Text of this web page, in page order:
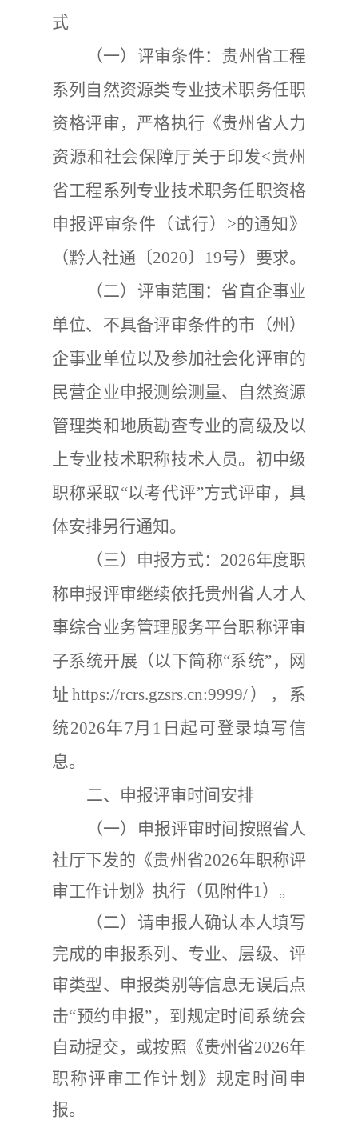
式
（一）评审条件： 贵州省工程
系列自然资源类专业技术职务任职
资格评审，严格执行 《贵州省人力
资源和社会保障厅关于印发<贵州
省工程系列专业技术职务任职资格
申报评审条件（试行） >的通知》
（黔人社通〔2020〕 19号）要求。
（二）评审范围： 省直企事业
单位、不具备评审条件的市（州）
企事业单位以及参加社会化评审的
民营企业申报测绘测量、自然资源
管理类和地质勘查专业的高级及以
上专业技术职称技术人员。初中级
职称采取“以考代评”方式评审，具
体安排另行通知。
（三）申报方式： 2026年度职
称申报评审继续依托贵州省人才人
事综合业务管理服务平台职称评审
子系统开展（以下简称“系统”，网
址 https://rcrs.gzsrs.cn:9999/），系
统2026年7月 1 日起可登录填写信
息。
二、申报评审时间安排
（一）申报评审时间按照省人
社厅下发的《贵州省2026年职称评
审工作计划》执行（见附件1）。
（二）请申报人确认本人填写
完成的申报系列、专业、层级、评
审类型、申报类别等信息无误后点
击“预约申报”，到规定时间系统会
自动提交，或按照《贵州省2026年
职称评审工作计划》规定时间申
报。